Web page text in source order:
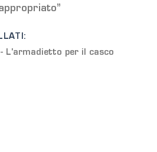
L'armadietto per il casco